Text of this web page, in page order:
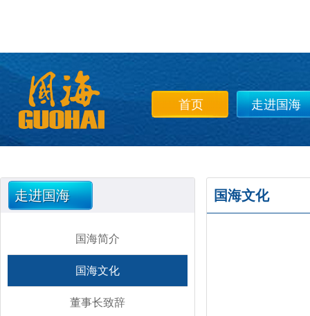
首页 走进国海
走进国海
国海简介
国海文化
董事长致辞
国海文化